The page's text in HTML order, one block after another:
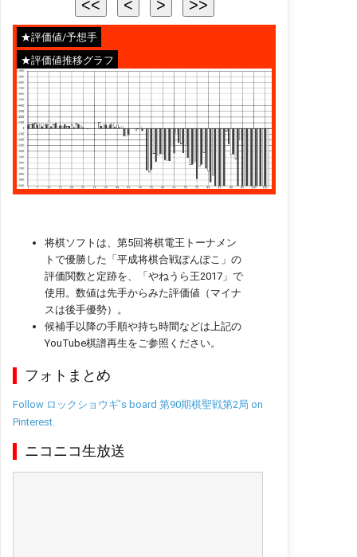
★評価値/予想手
★評価値推移グラフ
将棋ソフトは、第5回将棋電王トーナメン
トで優勝した「平成将棋合戦ぽんぽこ」の
評価関数と定跡を、「やねうら王2017」で
使用。数値は先手からみた評価値（マイナ
スは後手優勢）。
候補手以降の手順や持ち時間などは上記の
YouTube棋譜再生をご参照ください。
フォトまとめ
Follow ロックショウギ’s board 第90期棋聖戦第2局 on
Pinterest.
ニコニコ生放送